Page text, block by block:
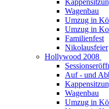
Wagenbau
Umzug in
Umzug in
Familienfest
Nikolausfeier
Hollywood 2008
Auf - und
Wagenbau
Umzug in